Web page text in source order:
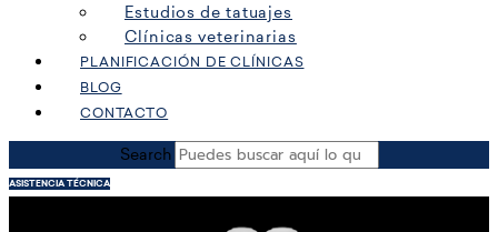
Estudios de tatuajes
Clínicas veterinarias
PLANIFICACIÓN DE CLÍNICAS
BLOG
CONTACTO
Search
ASISTENCIA TÉCNICA